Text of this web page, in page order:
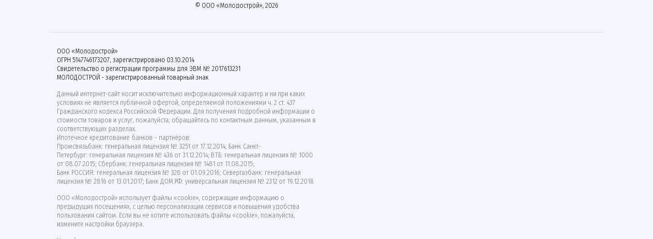
© ООО «Молодострой», 2026
ООО «Молодострой»
ОГРН 5147746173207, зарегистрировано 03.10.2014
Свидетельство о регистрации программы для ЭВМ № 2017613231
МОЛОДОСТРОЙ - зарегистрированный товарный знак
Данный интернет-сайт носит исключительно информационный характер и ни при каких
условиях не является публичной офертой, определяемой положениями ч. 2 ст. 437
Гражданского кодекса Российской Федерации. Для получения подробной информации о
стоимости товаров и услуг, пожалуйста, обращайтесь по контактным данным, указанным в
соответствующих разделах.
Ипотечное кредитование банков - партнёров:
Промсвязьбанк: генеральная лицензия № 3251 от 17.12.2014; Банк Санкт-
Петербург: генеральная лицензия № 436 от 31.12.2014; ВТБ: генеральная лицензия № 1000
от 08.07.2015; Сбербанк: генеральная лицензия № 1481 от 11.08.2015;
Банк РОССИЯ: генеральная лицензия № 328 от 01.09.2016; Севергазбанк: генеральная
лицензия № 2816 от 13.01.2017; Банк ДОМ.РФ: универсальная лицензия № 2312 от 19.12.2018
ООО «Молодострой» использует файлы «cookie», содержащие информацию о
предыдущих посещениях, с целью персонализации сервисов и повышения удобства
пользования сайтом. Если вы не хотите использовать файлы «cookie», пожалуйста,
измените настройки браузера.